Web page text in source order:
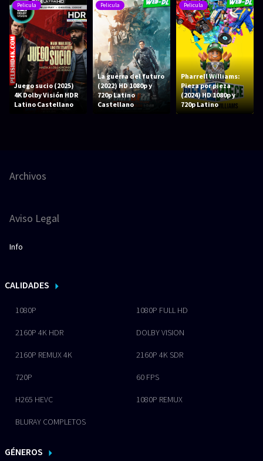
Pelicula
Juego sucio (2025)
4K Dolby Visión HDR
Latino Castellano
Pelicula
La guerra del futuro
(2022) HD 1080p y
720p Latino
Castellano
Pelicula
Pharrell Williams:
Pieza por pieza
(2024) HD 1080p y
720p Latino
Archivos
Aviso Legal
Info
CALIDADES
1080P 1080P FULL HD
2160P 4K HDR DOLBY VISION
2160P REMUX 4K 2160P 4K SDR
720P 60 FPS
H265 HEVC 1080P REMUX
BLURAY COMPLETOS
GÉNEROS